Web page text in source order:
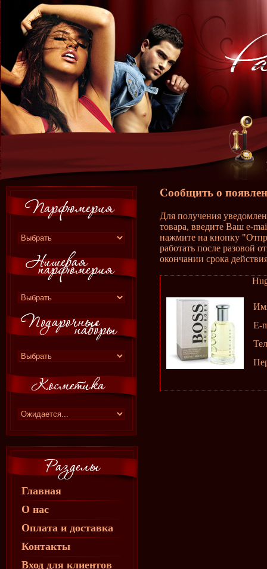
Главная
О нас
Оплата и доставка
Контакты
Вход для клиентов
Сообщить о
Для получения
товара, введите Ваш e-
нажмите на кнопку
работать после разовой
окончании срока
E-